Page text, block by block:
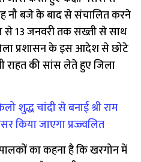
नौ बजे के बाद से संचालित करने
13 जनवरी तक सख्ती से साथ
प्रशासन के इस आदेश से छोटे
राहत की सांस लेते हुए जिला
शुद्ध चांदी से बनाई श्री राम
किया जाएगा प्रज्ज्वलित
का कहना है कि खरगोन में